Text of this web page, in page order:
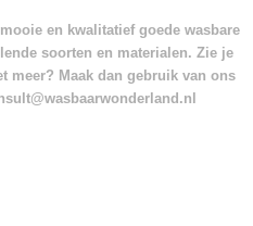
en kwalitatief goede wasbare
soorten en materialen. Zie je
meer? Maak dan gebruik van ons